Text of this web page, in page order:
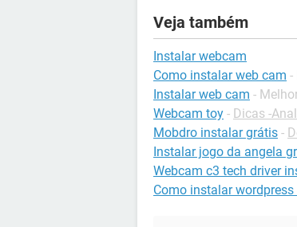
Veja também
Instalar webcam
Como instalar web cam -
Instalar web cam -
Webcam toy - Dicas -
Mobdro instalar grátis -
Instalar jogo da angela
Webcam c3 tech driver
Como instalar wordpress